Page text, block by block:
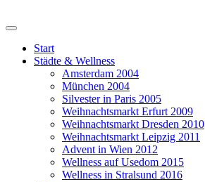
Start
Städte & Wellness
Amsterdam 2004
München 2004
Silvester in Paris 2005
Weihnachtsmarkt Erfurt 2009
Weihnachtsmarkt Dresden 2010
Weihnachtsmarkt Leipzig 2011
Advent in Wien 2012
Wellness auf Usedom 2015
Wellness in Stralsund 2016